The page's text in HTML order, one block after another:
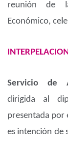
reunión de
Económico,
Servicio de
dirigida al
presentada por
es intención de